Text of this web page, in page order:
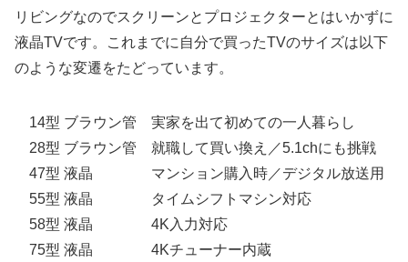
リビングなのでスクリーンとプロジェクターとはいかずに
液晶TVです。これまでに自分で買ったTVのサイズは以下
のような変遷をたどっています。
14型 ブラウン管 実家を出て初めての一人暮らし
28型 ブラウン管 就職して買い換え／5.1chにも挑戦
47型 液晶 マンション購入時／デジタル放送用
55型 液晶 タイムシフトマシン対応
58型 液晶 4K入力対応
75型 液晶 4Kチューナー内蔵